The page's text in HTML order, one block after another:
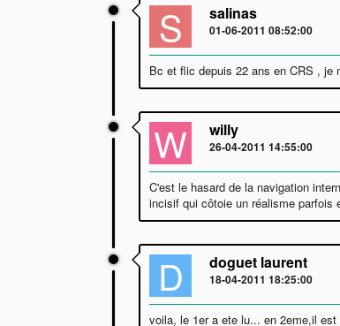
S salinas
01-06-2011 08:52:00
Bc et flic depuis 22 ans en CRS , je
W willy
26-04-2011 14:55:00
C'est le hasard de la navigation
incisif qui côtoie un réalisme parfois
D doguet laurent
18-04-2011 18:25:00
voila, le 1er a ete lu... en 2eme,il